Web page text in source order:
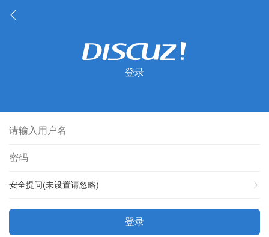
登录
安全提问(未设置请忽略)
登录